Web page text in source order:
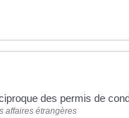
des permis de
affaires étrangères